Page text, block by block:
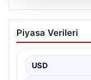
07.08.2026
Fas’tan
geçmeye
{ "title": "Fas'tan
Piyasa Verileri
USD